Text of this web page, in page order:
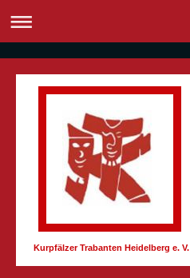
Kurpfälzer Trabanten Heidelberg e. V.